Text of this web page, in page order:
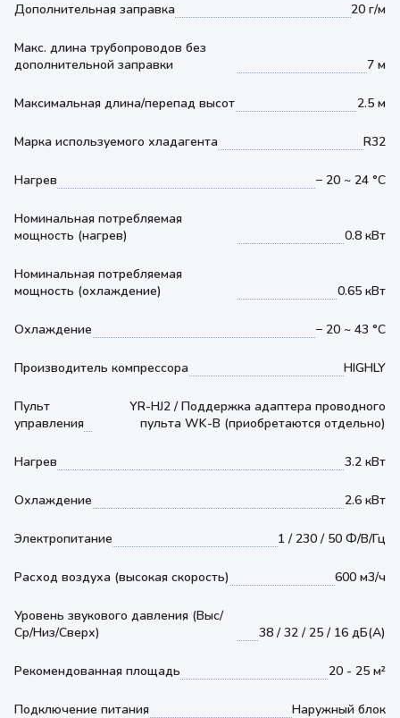
Дополнительная заправка 20 г/м
Макс. длина трубопроводов без
дополнительной заправки
7 м
Максимальная длина/перепад высот 2.5 м
Марка используемого хладагента R32
Нагрев − 20 ~ 24 °С
Номинальная потребляемая
мощность (нагрев)
0.8 кВт
Номинальная потребляемая
мощность (охлаждение)
0.65 кВт
Охлаждение − 20 ~ 43 °С
Производитель компрессора HIGHLY
Пульт
управления
YR-HJ2 / Поддержка адаптера проводного
пульта WK-B (приобретаются отдельно)
Нагрев 3.2 кВт
Охлаждение 2.6 кВт
Электропитание 1 / 230 / 50 Ф/В/Гц
Расход воздуха (высокая скорость) 600 м3/ч
Уровень звукового давления (Выс/
Ср/Низ/Сверх)
38 / 32 / 25 / 16 дБ(А)
Рекомендованная площадь 20 - 25 м²
Подключение питания Наружный блок